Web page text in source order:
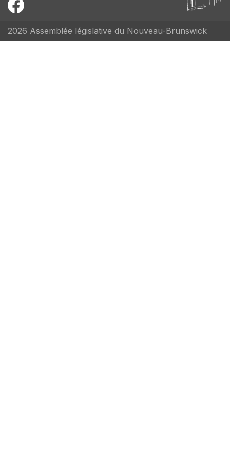
2026 Assemblée législative du Nouveau-Brunswick